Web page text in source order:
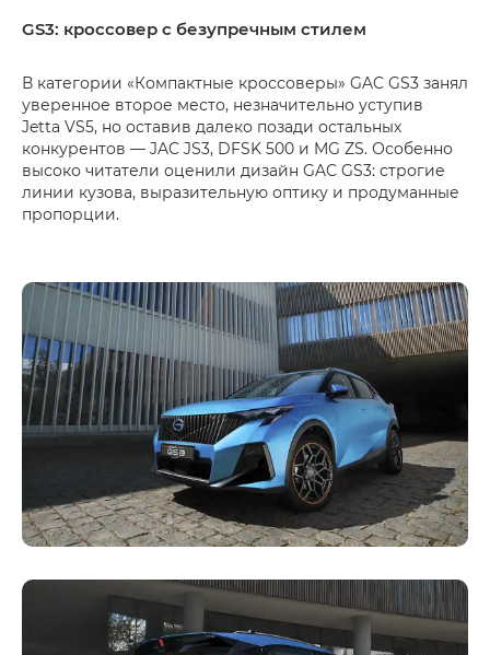
GS3: кроссовер с безупречным стилем
В категории «Компактные кроссоверы» GAC GS3 занял
уверенное второе место, незначительно уступив
Jetta VS5, но оставив далеко позади остальных
конкурентов — JAC JS3, DFSK 500 и MG ZS. Особенно
высоко читатели оценили дизайн GAC GS3: строгие
линии кузова, выразительную оптику и продуманные
пропорции.